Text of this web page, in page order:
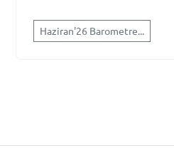
Haziran'26 Barometre...